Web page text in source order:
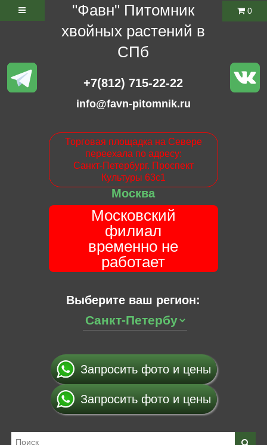
"Фавн" Питомник
хвойных растений в
СПб
+7(812) 715-22-22
info@favn-pitomnik.ru
Торговая площадка на Севере
переехала по адресу:
Санкт-Петербург. Проспект
Культуры 63с1
Москва
Московский
филиал
временно не
работает
Выберите ваш регион:
0
Запросить фото и цены
Запросить фото и цены